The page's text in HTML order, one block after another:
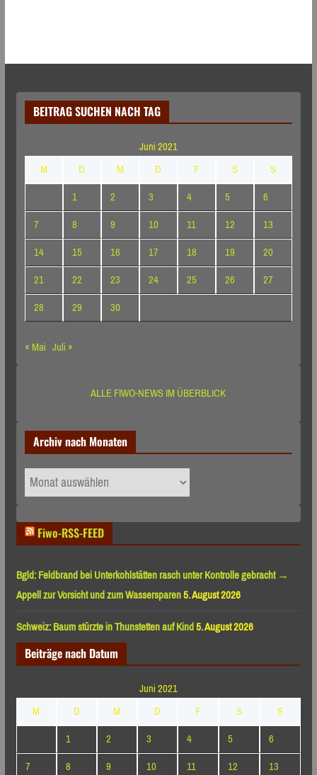
BEITRAG SUCHEN NACH TAG
Juni 2021
M
D M D F S
S
1
2 3 4 5
6
7
8 9 10 11 12
13
14
15 16 17 18 19
20
21
22 23 24 25 26
27
28
29
30
« Mai Juli »
ALLE FIWO-NEWS IM ÜBERBLICK
Archiv nach Monaten
Archiv
nach
Fiwo-RSS-FEED
Bgld: Feldbrand bei Unterkohlstätten rasch unter Kontrolle gebracht →
Appell zur Vorsicht und zum Wassersparen5. August 2026
Schweiz: Baum stürzte in Thunstetten auf Kind5. August 2026
Beiträge nach Datum
Juni 2021
M
D M D F S
S
1
2 3 4 5
6
7
8 9 10 11 12 13